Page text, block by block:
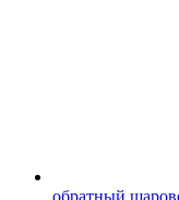
обратный